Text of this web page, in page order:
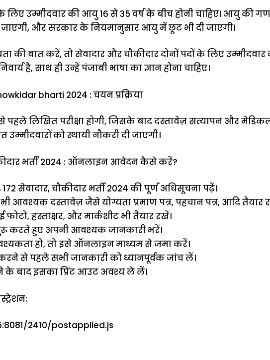
उम्मीदवार की आयु 16 से 35 वर्ष के बीच होनी चाहिए। आयु की
और सरकार के नियमानुसार आयु में छूट भी दी जाएगी।
की बात करें, तो सेवादार और चौकीदार दोनों पदों के लिए उम्मीदवार
है, साथ ही उन्हें पंजाबी भाषा का ज्ञान होना चाहिए।
bharti 2024 : चयन प्रक्रिया
पहले लिखित परीक्षा होगी, जिसके बाद दस्तावेज़ सत्यापन और
उम्मीदवारों को स्थायी नौकरी दी जाएगी।
भर्ती 2024 : ऑनलाइन आवेदन कैसे करें?
सेवादार, चौकीदार भर्ती 2024 की पूर्ण अधिसूचना पढ़ें।
आवश्यक दस्तावेज़ जैसे योग्यता प्रमाण पत्र, पहचान पत्र, आदि तैयार
हस्ताक्षर, और मार्कशीट भी तैयार रखें।
करते हुए अपनी आवश्यक जानकारी भरें।
हो, तो इसे ऑनलाइन माध्यम से जमा करें।
से पहले सभी जानकारी को ध्यानपूर्वक जांच लें।
बाद इसका प्रिंट आउट अवश्य ले लें।
2410/postapplied.js